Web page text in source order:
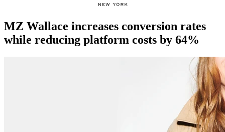
MZ Wallace increases conversion rates
while reducing platform costs by 64%